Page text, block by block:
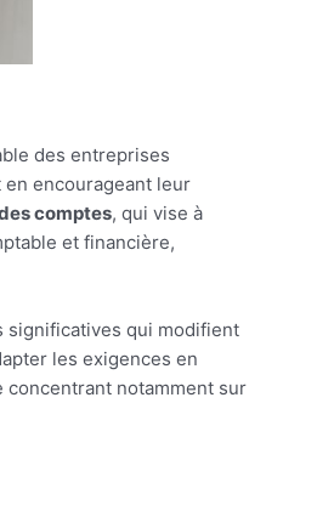
des entreprises
encourageant leur
comptes, qui vise à
et financière,
significatives qui modifient
les exigences en
concentrant notamment sur